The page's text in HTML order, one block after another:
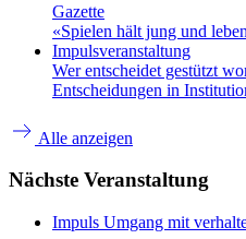
Gazette
«Spielen hält jung und
Impulsveranstaltung
Wer entscheidet gestützt
Entscheidungen in
Alle anzeigen
Nächste Veranstaltung
Impuls Umgang mit